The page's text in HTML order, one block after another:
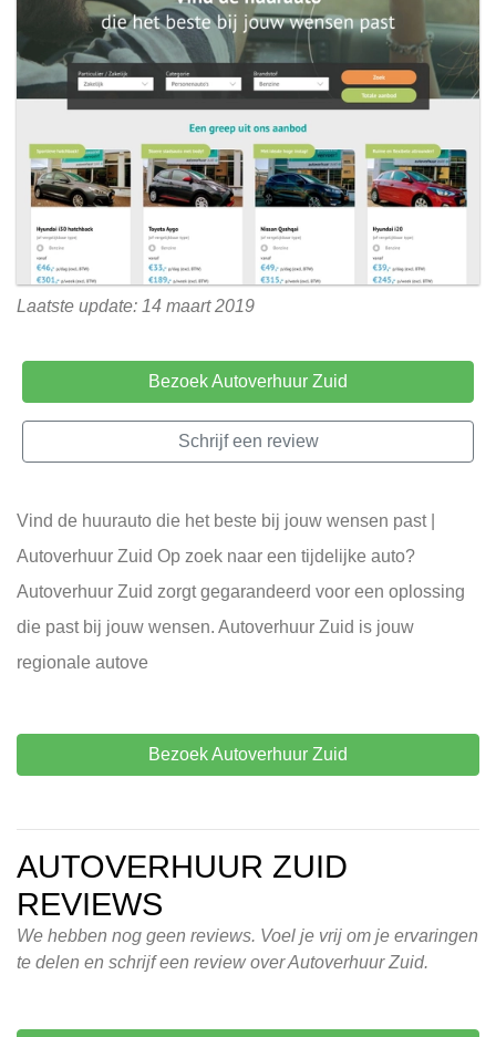
Laatste update: 14 maart 2019
Bezoek Autoverhuur Zuid
Schrijf een review
Vind de huurauto die het beste bij jouw wensen past |
Autoverhuur Zuid Op zoek naar een tijdelijke auto?
Autoverhuur Zuid zorgt gegarandeerd voor een oplossing
die past bij jouw wensen. Autoverhuur Zuid is jouw
regionale autove
Bezoek Autoverhuur Zuid
AUTOVERHUUR ZUID
REVIEWS
We hebben nog geen reviews. Voel je vrij om je ervaringen
te delen en schrijf een review over Autoverhuur Zuid.